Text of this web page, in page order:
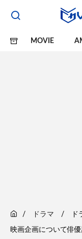
MOVIE
ドラマ
映画企画について俳